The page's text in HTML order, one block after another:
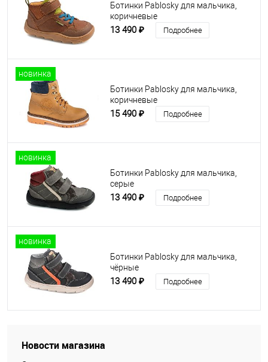
Ботинки Pablosky для мальчика,
коричневые
13 490 ₽ Подробнее
новинка
Ботинки Pablosky для мальчика,
коричневые
15 490 ₽ Подробнее
новинка
Ботинки Pablosky для мальчика,
серые
13 490 ₽ Подробнее
новинка
Ботинки Pablosky для мальчика,
чёрные
13 490 ₽ Подробнее
Новости магазина